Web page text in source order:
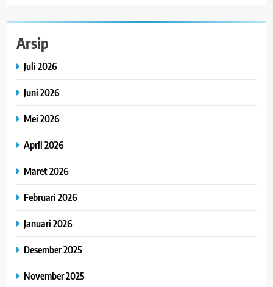
Arsip
Juli 2026
Juni 2026
Mei 2026
April 2026
Maret 2026
Februari 2026
Januari 2026
Desember 2025
November 2025